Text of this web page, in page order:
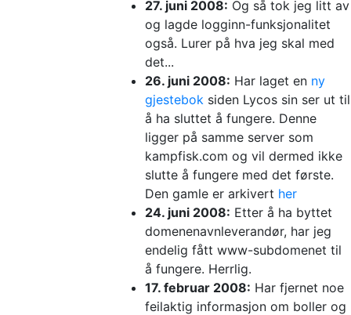
27. juni 2008: Og så tok jeg litt av
og lagde logginn-funksjonalitet
også. Lurer på hva jeg skal med
det...
26. juni 2008: Har laget en ny
gjestebok siden Lycos sin ser ut til
å ha sluttet å fungere. Denne
ligger på samme server som
kampfisk.com og vil dermed ikke
slutte å fungere med det første.
Den gamle er arkivert her
24. juni 2008: Etter å ha byttet
domenenavnleverandør, har jeg
endelig fått www-subdomenet til
å fungere. Herrlig.
17. februar 2008: Har fjernet noe
feilaktig informasjon om boller og